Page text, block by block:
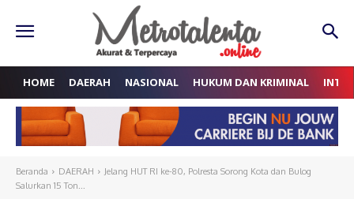
HOME DAERAH NASIONAL HUKUM DAN KRIMINAL
Beranda DAERAH
Jelang HUT RI ke-80, Polresta Sorong Kota dan Bulog
Salurkan 15 Ton...